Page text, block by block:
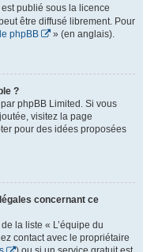
est publié sous la licence
être diffusé librement. Pour
phpBB » (en anglais).
?
phpBB Limited. Si vous
visitez la page
pour des idées proposées
concernant ce
la liste « L’équipe du
contact avec le propriétaire